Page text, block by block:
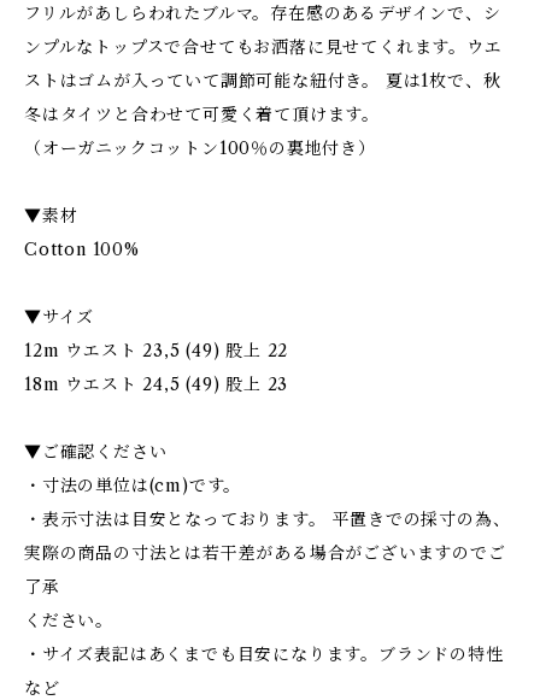
フリルがあしらわれたブルマ。存在感のあるデザインで、シ
ンプルなトップスで合せてもお洒落に見せてくれます。ウエ
ストはゴムが入っていて調節可能な紐付き。 夏は1枚で、秋
冬はタイツと合わせて可愛く着て頂けます。
（オーガニックコットン100％の裏地付き）
▼素材
Cotton 100%
▼サイズ
12m ウエスト 23,5 (49) 股上 22
18m ウエスト 24,5 (49) 股上 23
▼ご確認ください
・寸法の単位は(cm)です。
・表示寸法は目安となっております。 平置きでの採寸の為、
実際の商品の寸法とは若干差がある場合がございますのでご
了承
ください。
・サイズ表記はあくまでも目安になります。ブランドの特性
など